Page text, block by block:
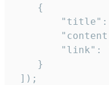
    {
"link":
    }
]);